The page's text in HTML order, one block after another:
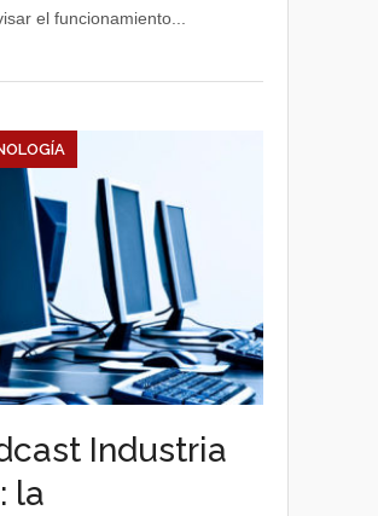
el funcionamiento...
Industria
la